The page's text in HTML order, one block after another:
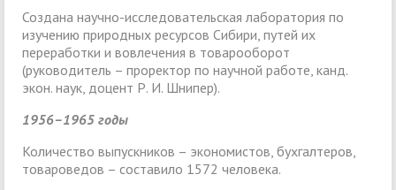
Создана научно-исследовательская лаборатория по
изучению природных ресурсов Сибири, путей их
переработки и вовлечения в товарооборот
(руководитель – проректор по научной работе, канд.
экон. наук, доцент Р. И. Шнипер).
1956–1965 годы
Количество выпускников – экономистов, бухгалтеров,
товароведов – составило 1572 человека.